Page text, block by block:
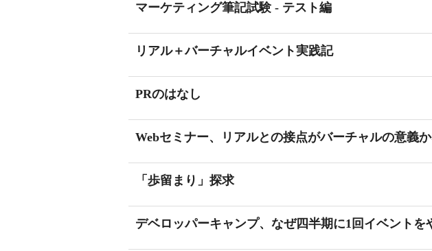
マーケティング筆記試験 - テスト編
リアル＋バーチャルイベント実践記
PRのはなし
Webセミナー、リアルとの接点がバーチャルの意義
「歩留まり」探求
デベロッパーキャンプ、なぜ四半期に1回イベントを